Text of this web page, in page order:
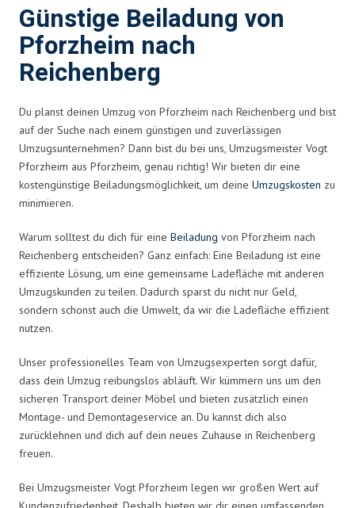
Günstige Beiladung von
Pforzheim nach
Reichenberg
Du planst deinen Umzug von Pforzheim nach Reichenberg und bist
auf der Suche nach einem günstigen und zuverlässigen
Umzugsunternehmen? Dann bist du bei uns, Umzugsmeister Vogt
Pforzheim aus Pforzheim, genau richtig! Wir bieten dir eine
kostengünstige Beiladungsmöglichkeit, um deine Umzugskosten zu
minimieren.
Warum solltest du dich für eine Beiladung von Pforzheim nach
Reichenberg entscheiden? Ganz einfach: Eine Beiladung ist eine
effiziente Lösung, um eine gemeinsame Ladefläche mit anderen
Umzugskunden zu teilen. Dadurch sparst du nicht nur Geld,
sondern schonst auch die Umwelt, da wir die Ladefläche effizient
nutzen.
Unser professionelles Team von Umzugsexperten sorgt dafür,
dass dein Umzug reibungslos abläuft. Wir kümmern uns um den
sicheren Transport deiner Möbel und bieten zusätzlich einen
Montage- und Demontageservice an. Du kannst dich also
zurücklehnen und dich auf dein neues Zuhause in Reichenberg
freuen.
Bei Umzugsmeister Vogt Pforzheim legen wir großen Wert auf